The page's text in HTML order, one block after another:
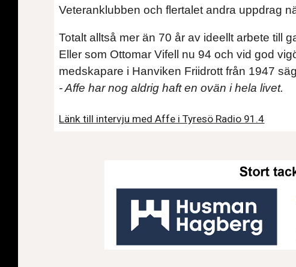
Veteranklubben och flertalet andra uppdrag
Totalt alltså mer än 70 år av ideellt arbete till
Eller som Ottomar Vifell nu 94 och vid god
medskapare i Hanviken Friidrott från 1947
- Affe har nog aldrig haft en ovän i hela livet.
Länk till intervju med Affe i Tyresö Radio 91.4